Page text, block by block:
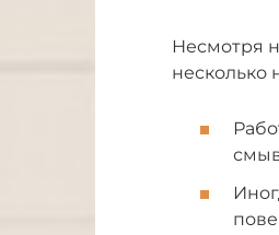
Несмотря
несколько